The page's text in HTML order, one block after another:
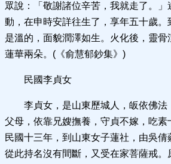
眾說：「敬謝諸位辛苦，我就走了。
動，在申時安詳往生了，享年五十歲。
是溫的，面貌潤澤如生。火化後，靈
蓮華兩朵。(《俞慧郁鈔集》)
民國李貞女
李貞女，是山東歷城人，皈依佛
父母，依靠兄嫂撫養，守貞不嫁，吃素
民國十三年，到山東女子蓮社，由吳倩
從此持名沒有間斷，又受在家菩薩戒。